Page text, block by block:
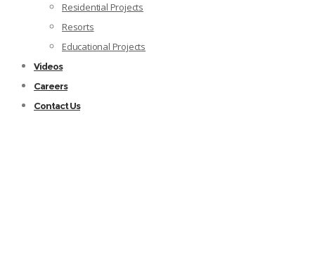
Residential Projects
Resorts
Educational Projects
Videos
Careers
Contact Us